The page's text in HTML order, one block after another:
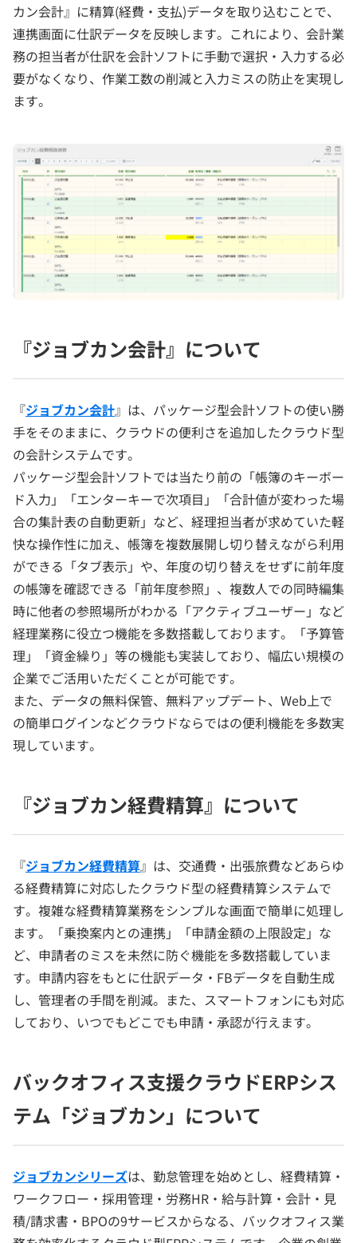
カン会計』に精算(経費・支払)データを取り込むことで、
連携画面に仕訳データを反映します。これにより、会計業
務の担当者が仕訳を会計ソフトに手動で選択・入力する必
要がなくなり、作業工数の削減と入力ミスの防止を実現し
ます。
『ジョブカン会計』について
『ジョブカン会計』は、パッケージ型会計ソフトの使い勝
手をそのままに、クラウドの便利さを追加したクラウド型
の会計システムです。
パッケージ型会計ソフトでは当たり前の「帳簿のキーボー
ド入力」「エンターキーで次項目」「合計値が変わった場
合の集計表の自動更新」など、経理担当者が求めていた軽
快な操作性に加え、帳簿を複数展開し切り替えながら利用
ができる「タブ表示」や、年度の切り替えをせずに前年度
の帳簿を確認できる「前年度参照」、複数人での同時編集
時に他者の参照場所がわかる「アクティブユーザー」など
経理業務に役立つ機能を多数搭載しております。「予算管
理」「資金繰り」等の機能も実装しており、幅広い規模の
企業でご活用いただくことが可能です。
また、データの無料保管、無料アップデート、Web上で
の簡単ログインなどクラウドならではの便利機能を多数実
現しています。
『ジョブカン経費精算』について
『ジョブカン経費精算』は、交通費・出張旅費などあらゆ
る経費精算に対応したクラウド型の経費精算システムで
す。複雑な経費精算業務をシンプルな画面で簡単に処理し
ます。「乗換案内との連携」「申請金額の上限設定」な
ど、申請者のミスを未然に防ぐ機能を多数搭載していま
す。申請内容をもとに仕訳データ・FBデータを自動生成
し、管理者の手間を削減。また、スマートフォンにも対応
しており、いつでもどこでも申請・承認が行えます。
バックオフィス支援クラウドERPシス
テム「ジョブカン」について
ジョブカンシリーズは、勤怠管理を始めとし、経費精算・
ワークフロー・採用管理・労務HR・給与計算・会計・見
積/請求書・BPOの9サービスからなる、バックオフィス業